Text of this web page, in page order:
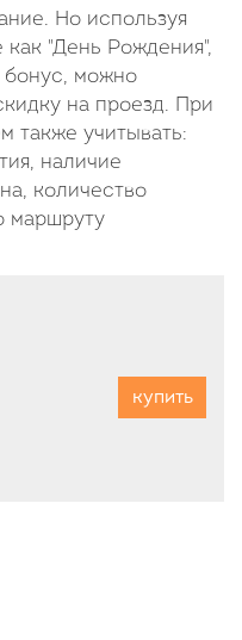
Но используя
"День Рождения",
можно
на проезд. При
также учитывать:
наличие
количество
маршруту
купить